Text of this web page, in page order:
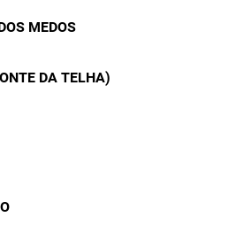
MEDOS
DA TELHA)